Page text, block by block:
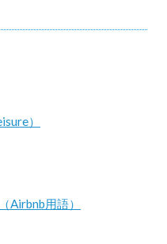
）
Airbnb用語）